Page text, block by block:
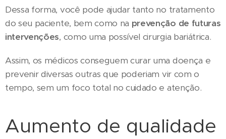
Dessa forma, você pode ajudar tanto no tratamento
do seu paciente, bem como na prevenção de futuras
intervenções, como uma possível cirurgia bariátrica.
Assim, os médicos conseguem curar uma doença e
prevenir diversas outras que poderiam vir com o
tempo, sem um foco total no cuidado e atenção.
Aumento de qualidade